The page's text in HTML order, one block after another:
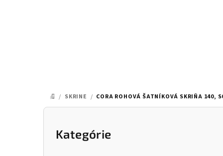
DOMOV
/ SKRINE / CORA ROHOVÁ ŠATNÍKOVÁ SKRIŇA 140,
B
Preskočiť
kategórie
Kategórie